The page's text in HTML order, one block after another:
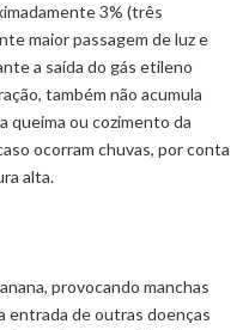
3% (três
maior passagem de luz e
a saída do gás etileno
também não acumula
queima ou cozimento da
ocorram chuvas, por conta
alta.
provocando manchas
entrada de outras doenças